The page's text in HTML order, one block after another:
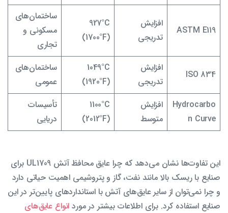
ASTM E119
افزایش
تدریجی
927°C
(1700°F)
ساختمان‌های
مسکونی و
تجاری
ISO 834
افزایش
تدریجی
1049°C
(1920°F)
ساختمان‌های
عمومی
Hydrocarbo
n Curve
افزایش
متوسط
1100°C
(2012°F)
تأسیسات
دریایی
این تفاوت‌ها نشان می‌دهد که چرا عایق محافظ آتش UL1709 برای
صنایع با ریسک بالا مانند نفت، گاز و پتروشیمی اهمیت حیاتی دارد
و چرا نمی‌توان از سایر عایق‌های آتش با استانداردهای پایین‌تر در این
صنایع استفاده کرد. برای اطلاعات بیشتر در مورد انواع عایق‌های